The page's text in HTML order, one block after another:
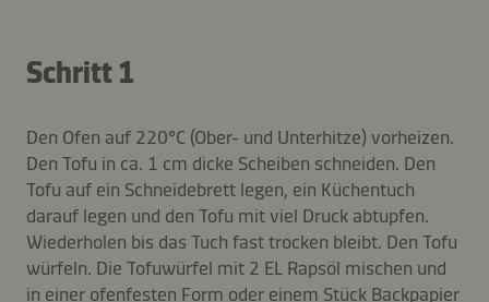
Schritt 1
Den Ofen auf 220°C (Ober- und Unterhitze) vorheizen.
Den Tofu in ca. 1 cm dicke Scheiben schneiden. Den
Tofu auf ein Schneidebrett legen, ein Küchentuch
darauf legen und den Tofu mit viel Druck abtupfen.
Wiederholen bis das Tuch fast trocken bleibt. Den Tofu
würfeln. Die Tofuwürfel mit 2 EL Rapsöl mischen und
in einer ofenfesten Form oder einem Stück Backpapier